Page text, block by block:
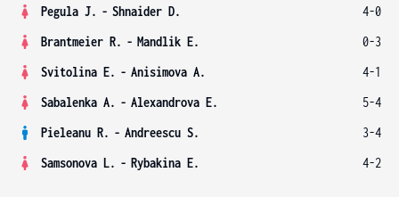
Pegula J. - Shnaider D.
4-0
Brantmeier R. - Mandlik E.
0-3
Svitolina E. - Anisimova A.
4-1
Sabalenka A. - Alexandrova E.
5-4
Pieleanu R. - Andreescu S.
3-4
Samsonova L. - Rybakina E. 4-2